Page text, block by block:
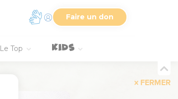
Faire un don
Le Top
FERMER